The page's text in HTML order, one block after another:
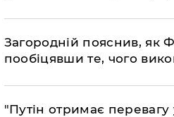
Загородній пояснив, як
пообіцявши те, чого
"Путін отримає перевагу